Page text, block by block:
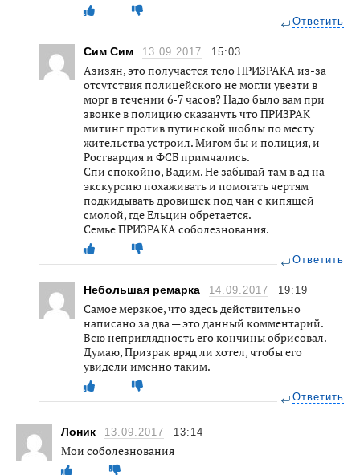
Ответить
Сим Сим 13.09.2017 15:03
Азизян, это получается тело ПРИЗРАКА из-за
отсутствия полицейского не могли увезти в
морг в течении 6-7 часов? Надо было вам при
звонке в полицию сказануть что ПРИЗРАК
митинг против путинской шоблы по месту
жительства устроил. Мигом бы и полиция, и
Росгвардия и ФСБ примчались.
Спи спокойно, Вадим. Не забывай там в ад на
экскурсию похаживать и помогать чертям
подкидывать дровишек под чан с кипящей
смолой, где Ельцин обретается.
Семье ПРИЗРАКА соболезнования.
Ответить
Небольшая ремарка 14.09.2017 19:19
Самое мерзкое, что здесь действительно
написано за два — это данный комментарий.
Всю неприглядность его кончины обрисовал.
Думаю, Призрак вряд ли хотел, чтобы его
увидели именно таким.
Ответить
Лоник 13.09.2017 13:14
Мои соболезнования